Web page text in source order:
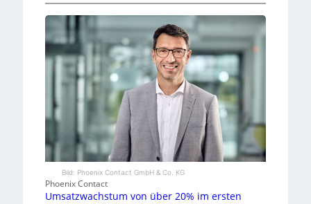
Bild: Phoenix Contact GmbH & Co. KG
Phoenix Contact
Umsatzwachstum von über 20% im ersten